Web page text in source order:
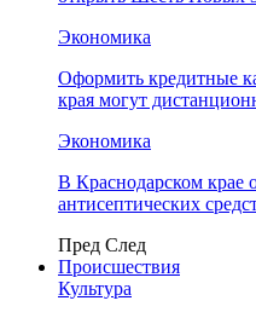
Экономика
Оформить кредитные
края могут
Экономика
В Краснодарском крае
антисептических
Пред След
Происшествия
Культура